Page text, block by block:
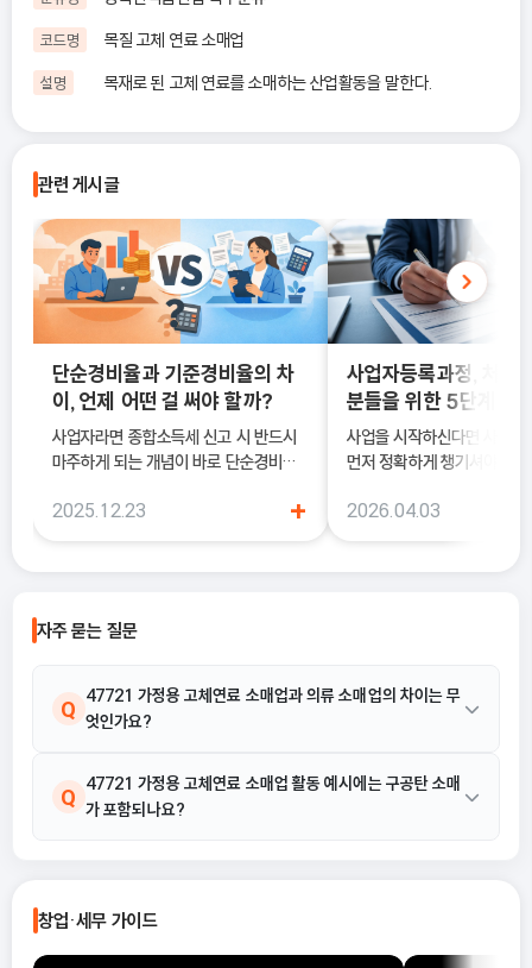
코드명 목질 고체 연료 소매업
설명 목재로 된 고체 연료를 소매하는 산업활동을 말한다.
관련 게시글
단순경비율과 기준경비율의 차
이, 언제 어떤 걸 써야 할까?
사업자라면 종합소득세 신고 시 반드시
마주하게 되는 개념이 바로 단순경비율
에서는 이 두 가지의 차이를 정확히 이해
경비율의 개념부터, 어떤 경우에 어떤 방
으로 정리합니다.
2025.12.23 +
사업자등록과정, 처음
분들을 위한 5단계 정
사업을 시작하신다면 사업자
먼저 정확하게 챙기셔야 해
국세청에 정식으로 사업을
2026.04.03
자주 묻는 질문
Q
47721 가정용 고체연료 소매업과 의류 소매업의 차이는 무
엇인가요?
A 47721 가정용 고체연료 소매업은 연탄, 착화탄, 화목, 목탄, 구공
탄 등 연소용 고체 연료를 소매하는 활동을 의미합니다. 반면 의류
Q
47721 가정용 고체연료 소매업 활동 예시에는 구공탄 소매
가 포함되나요?
탄) 소매, 연탄 소매, 화목 및 목탄 소매, 구공탄 소매가 명시되어 있
습니다.
창업·세무 가이드